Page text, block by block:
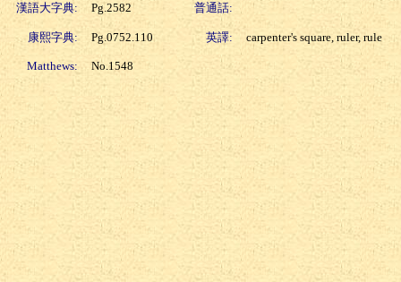
漢語大字典:
Pg.2582 普通話:
康熙字典: Pg.0752.110 英譯: carpenter's square, ruler, rule
Matthews: No.1548